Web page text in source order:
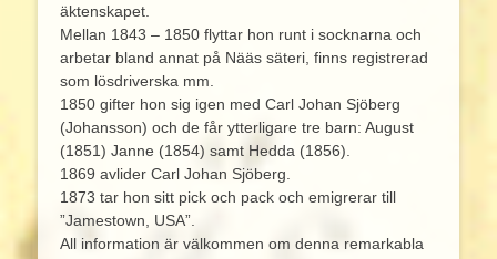
äktenskapet.
Mellan 1843 – 1850 flyttar hon runt i socknarna och
arbetar bland annat på Nääs säteri, finns registrerad
som lösdriverska mm.
1850 gifter hon sig igen med Carl Johan Sjöberg
(Johansson) och de får ytterligare tre barn: August
(1851) Janne (1854) samt Hedda (1856).
1869 avlider Carl Johan Sjöberg.
1873 tar hon sitt pick och pack och emigrerar till
”Jamestown, USA”.
All information är välkommen om denna remarkabla